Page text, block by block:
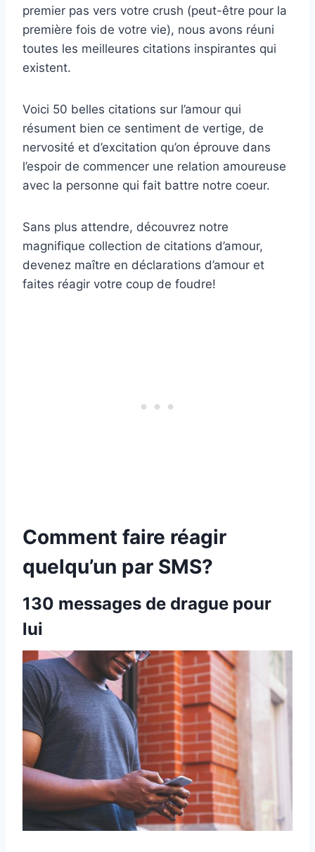
premier pas vers votre crush (peut-être pour la
première fois de votre vie), nous avons réuni
toutes les meilleures citations inspirantes qui
existent.
Voici 50 belles citations sur l’amour qui
résument bien ce sentiment de vertige, de
nervosité et d’excitation qu’on éprouve dans
l’espoir de commencer une relation amoureuse
avec la personne qui fait battre notre coeur.
Sans plus attendre, découvrez notre
magnifique collection de citations d’amour,
devenez maître en déclarations d’amour et
faites réagir votre coup de foudre!
Comment faire réagir
quelqu’un par SMS?
130 messages de drague pour
lui